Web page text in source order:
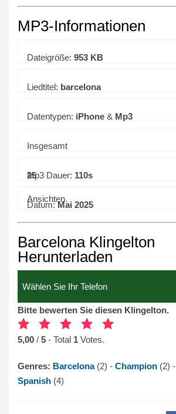
MP3-Informationen
Dateigröße: 953 KB
Liedtitel: barcelona
Datentypen: iPhone & Mp3
Insgesamt
25
Ansichten.
Mp3 Dauer: 110s
Datum:Mai 2025
Barcelona Klingelton
Herunterladen
Bitte bewerten Sie diesen Klingelton.
5,00 / 5 - Total 1 Votes.
Genres: Barcelona (2) - Champion (2) -
Spanish (4)